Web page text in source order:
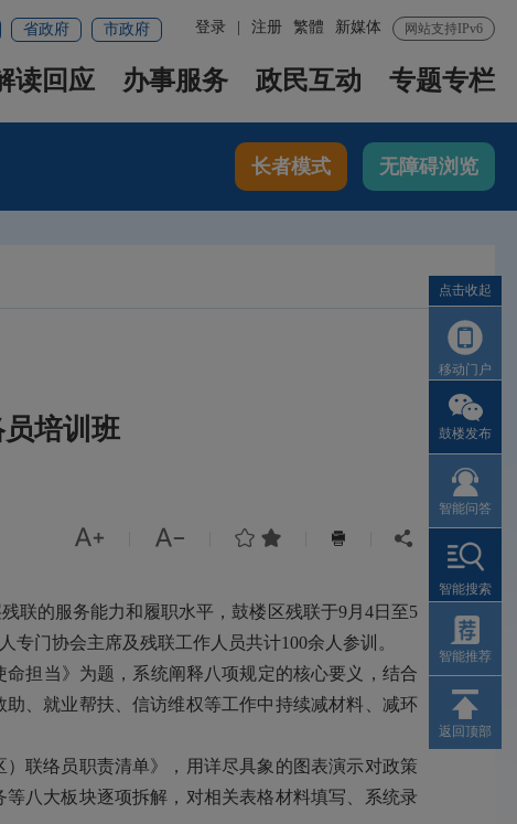
网站支持IPv6
新媒体
繁體
登录 注册
省政府 市政府
读回应 办事服务 政民互动 专题专栏
长者模式 无障碍浏览
培训班
     
的服务能力和履职水平，鼓楼区残联于9月4日至5
门协会主席及残联工作人员共计100余人参训。
当》为题，系统阐释八项规定的核心要义，结合
、就业帮扶、信访维权等工作中持续减材料、减环
联络员职责清单》，用详尽具象的图表演示对政策
八大板块逐项拆解，对相关表格材料填写、系统录
点击收起
移动门户
鼓楼发布
智能问答
智能搜索
智能推荐
返回顶部